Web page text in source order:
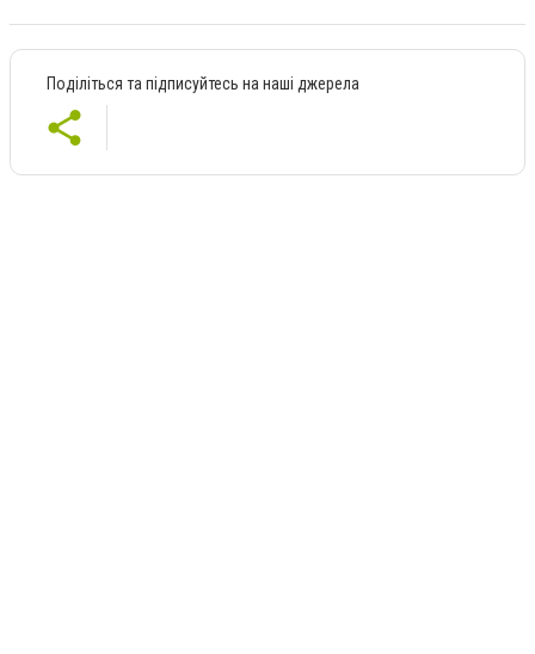
Поділіться та підписуйтесь на наші джерела